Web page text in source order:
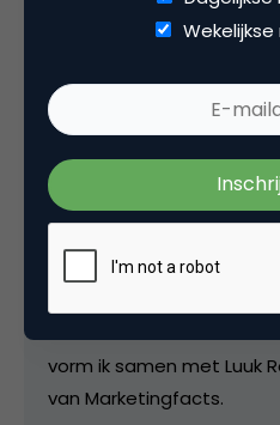
Matthijs van
Editor-in-
Van april 2007 tot juni
editor/
Consulting, IDG
vorm ik samen met Luuk
van Marketingfacts.